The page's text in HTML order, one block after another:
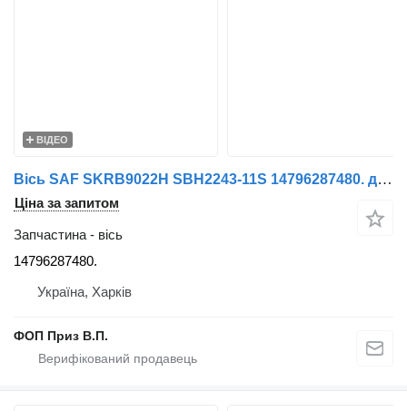
ВІДЕО
Вісь SAF SKRB9022H SBH2243-11S 14796287480. до причепа полуприцепа
Ціна за запитом
Запчастина - вісь
14796287480.
Україна, Харків
ФОП Приз В.П.